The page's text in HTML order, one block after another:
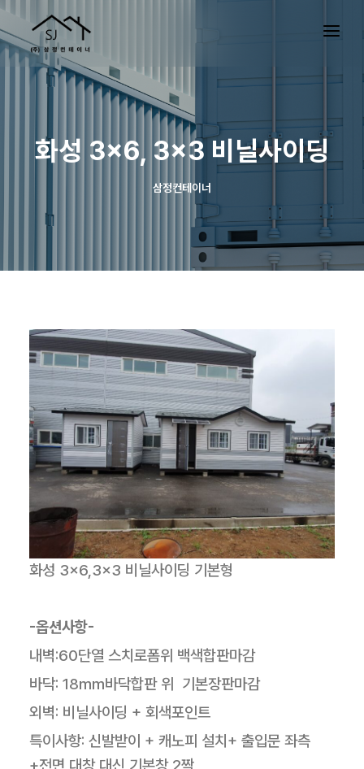
화성 3×6, 3×3 비닐사이딩
삼정컨테이너
화성 3×6,3×3 비닐사이딩 기본형
-옵션사항-
내벽:60단열 스치로폼위 백색합판마감
바닥: 18mm바닥합판 위 기본장판마감
외벽: 비닐사이딩 + 회색포인트
특이사항: 신발받이 + 캐노피 설치+ 출입문 좌측